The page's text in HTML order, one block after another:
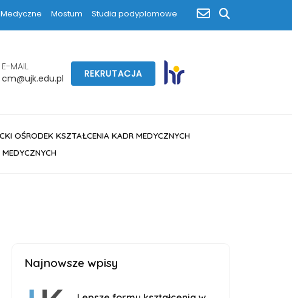
Mostum Studia podyplomowe poczta
E-MAIL
cm@ujk.edu.pl
REKRUTACJA
OŚRODEK KSZTAŁCENIA KADR MEDYCZNYCH
Najnowsze wpisy